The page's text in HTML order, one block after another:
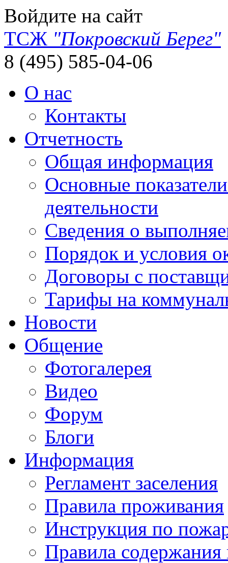
Войдите на сайт
ТСЖ "Покровский Берег"
8 (495) 585-04-06
О нас
Контакты
Отчетность
Общая информация
Основные
деятельности
Сведения о
Порядок и условия
Договоры с
Тарифы на
Новости
Общение
Фотогалерея
Видео
Форум
Блоги
Информация
Регламент заселения
Правила проживания
Инструкция по
Правила